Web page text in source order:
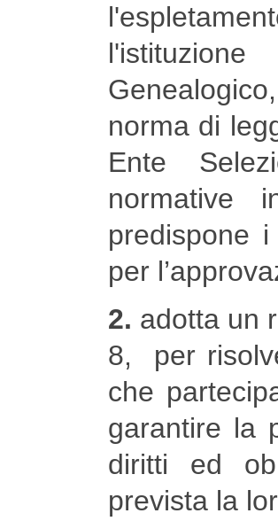
norma di
Ente
normative
predispone
per
2. adotta un
8, per
che
garantire la
diritti ed
prevista la